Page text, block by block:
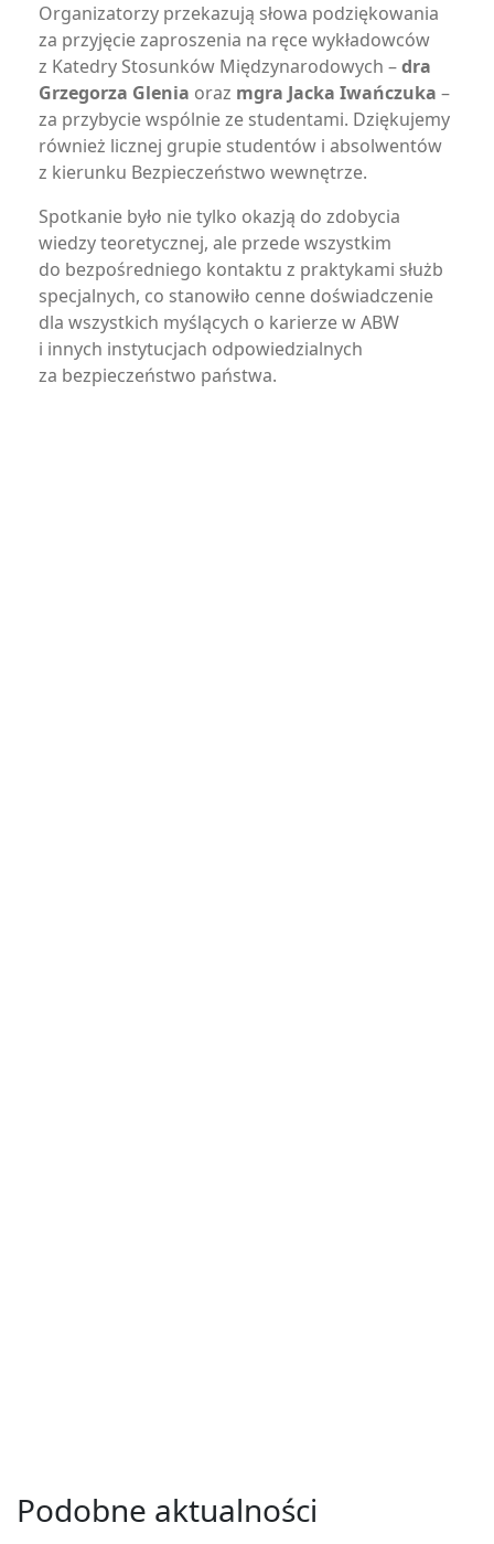
Organizatorzy przekazują słowa podziękowania
za przyjęcie zaproszenia na ręce wykładowców
z Katedry Stosunków Międzynarodowych –dra
Grzegorza Glenia oraz mgra Jacka Iwańczuka –
za przybycie wspólnie ze studentami. Dziękujemy
również licznej grupie studentów i absolwentów
z kierunku Bezpieczeństwo wewnętrze.
Spotkanie było nie tylko okazją do zdobycia
wiedzy teoretycznej, ale przede wszystkim
do bezpośredniego kontaktu z praktykami służb
specjalnych, co stanowiło cenne doświadczenie
dla wszystkich myślących o karierze w ABW
i innych instytucjach odpowiedzialnych
za bezpieczeństwo państwa.
Podobne aktualności